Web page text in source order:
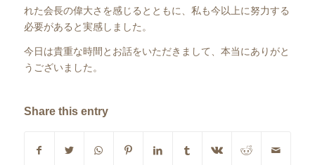
れた会長の偉大さを感じるとともに、私も今以上に努力する
必要があると実感しました。
今日は貴重な時間とお話をいただきまして、本当にありがと
うございました。
Share this entry